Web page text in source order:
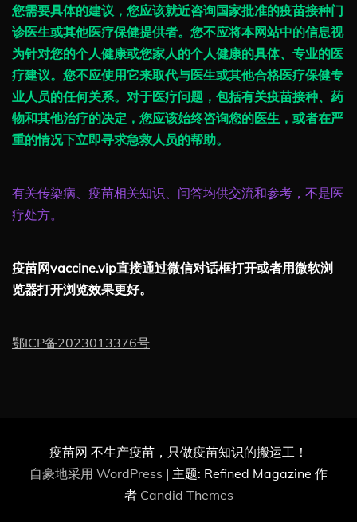
您需要具体的建议，您应该就近咨询国家批准的疫苗接种门
诊医生或其他医疗保健提供者。您不应将本网站中的信息视
为针对您的个人健康或您家人的个人健康的具体、专业的医
疗建议。您不应使用它来取代与医生或其他合格医疗保健专
业人员的任何关系。对于医疗问题，包括有关疫苗接种、药
物和其他治疗的决定，您应该始终咨询您的医生，或者在严
重的情况下立即寻求急救人员的帮助。
有关传染病、疫苗相关知识、问答均供交流和参考，不是医
疗处方。
疫苗网vaccine.vip直接通过微信对话框打开或者用微软浏
览器打开浏览效果更好。
鄂ICP备2023013376号
疫苗网 不生产疫苗，只做疫苗知识的搬运工！
自豪地采用 WordPress | 主题: Refined Magazine 作
者 Candid Themes